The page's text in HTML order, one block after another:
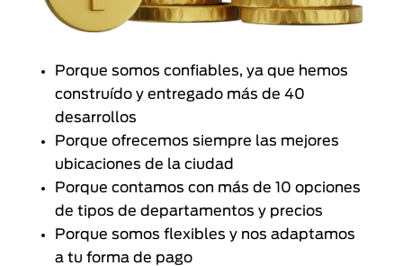
Porque somos confiables, ya que hemos
construído y entregado más de 40
desarrollos
Porque ofrecemos siempre las mejores
ubicaciones de la ciudad
Porque contamos con más de 10 opciones
de tipos de departamentos y precios
Porque somos flexibles y nos adaptamos
a tu forma de pago